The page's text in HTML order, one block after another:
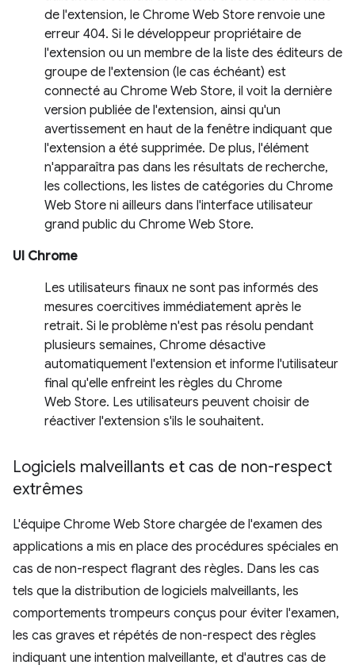
de l'extension, le Chrome Web Store renvoie une
erreur 404. Si le développeur propriétaire de
l'extension ou un membre de la liste des éditeurs de
groupe de l'extension (le cas échéant) est
connecté au Chrome Web Store, il voit la dernière
version publiée de l'extension, ainsi qu'un
avertissement en haut de la fenêtre indiquant que
l'extension a été supprimée. De plus, l'élément
n'apparaîtra pas dans les résultats de recherche,
les collections, les listes de catégories du Chrome
Web Store ni ailleurs dans l'interface utilisateur
grand public du Chrome Web Store.
UI Chrome
Les utilisateurs finaux ne sont pas informés des
mesures coercitives immédiatement après le
retrait. Si le problème n'est pas résolu pendant
plusieurs semaines, Chrome désactive
automatiquement l'extension et informe l'utilisateur
final qu'elle enfreint les règles du Chrome
Web Store. Les utilisateurs peuvent choisir de
réactiver l'extension s'ils le souhaitent.
Logiciels malveillants et cas de non-respect
extrêmes
L'équipe Chrome Web Store chargée de l'examen des
applications a mis en place des procédures spéciales en
cas de non-respect flagrant des règles. Dans les cas
tels que la distribution de logiciels malveillants, les
comportements trompeurs conçus pour éviter l'examen,
les cas graves et répétés de non-respect des règles
indiquant une intention malveillante, et d'autres cas de